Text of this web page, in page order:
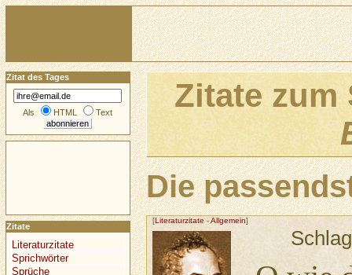
Zitate
Die
[Literaturzitate -Allgemein]
Zitat des Tages
Als HTML Text
Zitate
Literaturzitate
Sprichwörter
Sprüche